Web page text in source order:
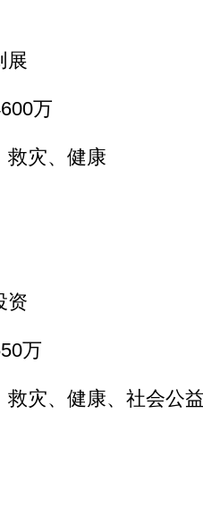
万
灾、健康
万
灾、健康、社会公